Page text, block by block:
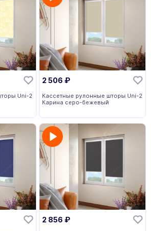
Uni-2
2 506 ₽
Кассетные рулонные шторы Uni-2
Карина серо-бежевый
2 856 ₽